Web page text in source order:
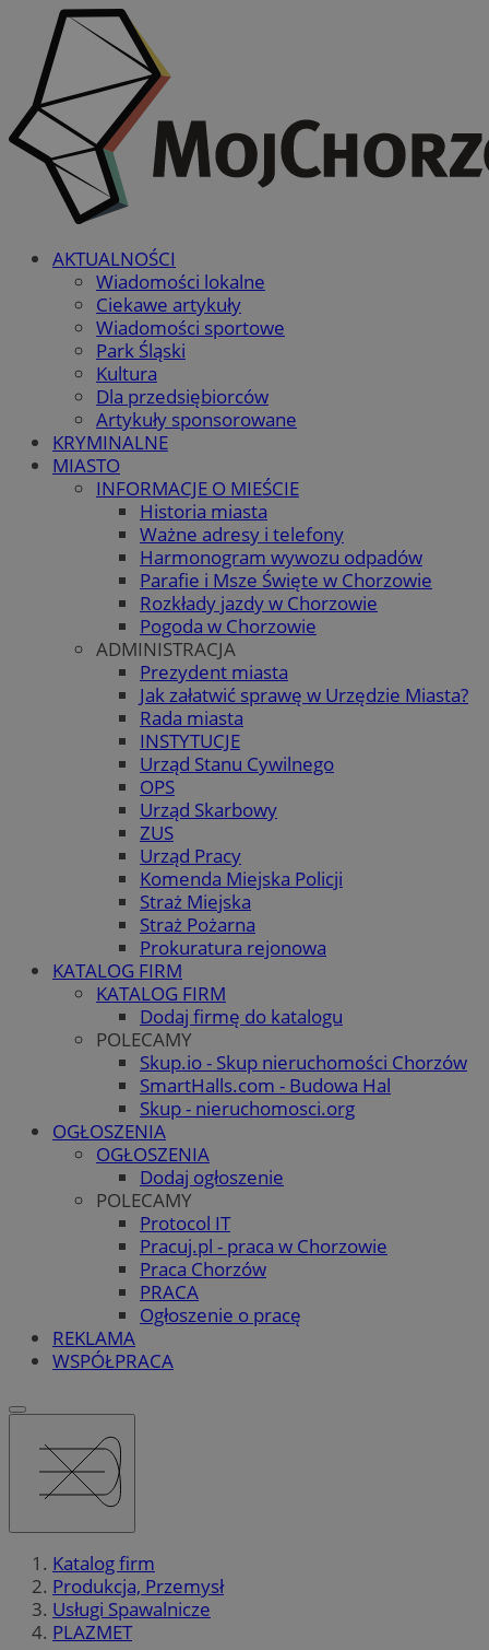
AKTUALNOŚCI
Wiadomości lokalne
Ciekawe artykuły
Wiadomości sportowe
Park Śląski
Kultura
Dla przedsiębiorców
Artykuły sponsorowane
KRYMINALNE
MIASTO
INFORMACJE O MIEŚCIE
Historia miasta
Ważne adresy i telefony
Harmonogram wywozu odpadów
Parafie i Msze Święte w Chorzowie
Rozkłady jazdy w Chorzowie
Pogoda w Chorzowie
ADMINISTRACJA
Prezydent miasta
Jak załatwić sprawę w Urzędzie Miasta?
Rada miasta
INSTYTUCJE
Urząd Stanu Cywilnego
OPS
Urząd Skarbowy
ZUS
Urząd Pracy
Komenda Miejska Policji
Straż Miejska
Straż Pożarna
Prokuratura rejonowa
KATALOG FIRM
KATALOG FIRM
Dodaj firmę do katalogu
POLECAMY
Skup.io - Skup nieruchomości Chorzów
SmartHalls.com - Budowa Hal
Skup - nieruchomosci.org
OGŁOSZENIA
OGŁOSZENIA
Dodaj ogłoszenie
POLECAMY
Protocol IT
Pracuj.pl - praca w Chorzowie
Praca Chorzów
PRACA
Ogłoszenie o pracę
REKLAMA
WSPÓŁPRACA
Katalog firm
Produkcja, Przemysł
Usługi Spawalnicze
PLAZMET